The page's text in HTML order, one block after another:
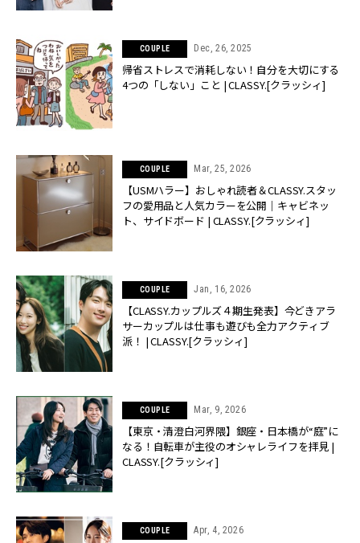
COUPLE Dec, 26, 2025
帰省ストレスで消耗しない！自分を大切にする
4つの「しない」こと | CLASSY.[クラッシィ]
COUPLE Mar, 25, 2026
【USMハラー】おしゃれ読者＆CLASSY.スタッ
フの愛用品と人気カラーを公開｜キャビネッ
ト、サイドボード | CLASSY.[クラッシィ]
COUPLE Jan, 16, 2026
【CLASSY.カップルズ４期生発表】今どきアラ
サーカップルは仕事も遊びも全力アクティブ
派！ | CLASSY.[クラッシィ]
COUPLE Mar, 9, 2026
【東京・清澄白河界隈】銀座・日本橋が“庭”に
なる！自転車が主役のオシャレライフを拝見 |
CLASSY.[クラッシィ]
COUPLE Apr, 4, 2026